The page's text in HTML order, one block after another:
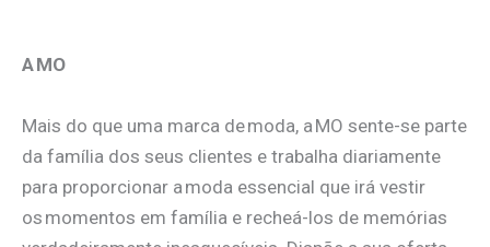
A MO
Mais do que uma marca de moda, a MO sente-se parte
da família dos seus clientes e trabalha diariamente
para proporcionar a moda essencial que irá vestir
os momentos em família e recheá-los de memórias